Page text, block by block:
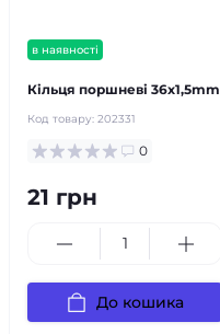
в наявності
Кільця поршневі 36х1,5mm
Код товару: 202331
0
21 грн
До кошика